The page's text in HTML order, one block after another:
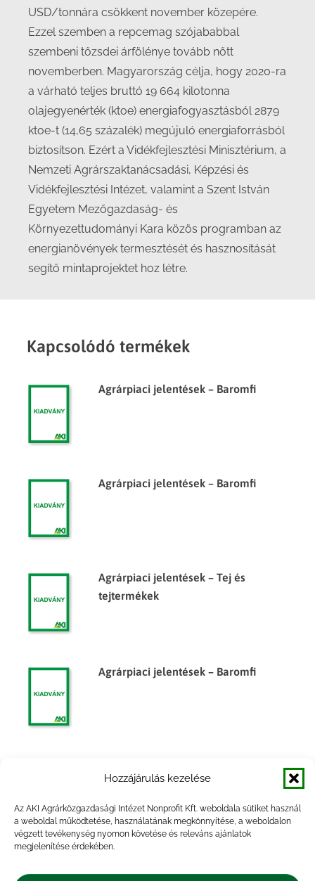
Hozzájárulás kezelése
Az AKI Agrárközgazdasági Intézet Nonprofit Kft. weboldala sütiket használ
a weboldal működtetése, használatának megkönnyítése, a weboldalon
végzett tevékenység nyomon követése és releváns ajánlatok
megjelenítése érdekében.
USD/tonnára csökkent november közepére.
Ezzel szemben a repcemag szójababbal
szembeni tőzsdei árfölénye tovább nőtt
novemberben. Magyarország célja, hogy 2020-ra
a várható teljes bruttó 19 664 kilotonna
olajegyenérték (ktoe) energiafogyasztásból 2879
ktoe-t (14,65 százalék) megújuló energiaforrásból
biztosítson. Ezért a Vidékfejlesztési Minisztérium, a
Nemzeti Agrárszaktanácsadási, Képzési és
Vidékfejlesztési Intézet, valamint a Szent István
Egyetem Mezőgazdaság- és
Környezettudományi Kara közös programban az
energianövények termesztését és hasznosítását
segítő mintaprojektet hoz létre.
Kapcsolódó termékek
Agrárpiaci jelentések – Baromfi
Agrárpiaci jelentések – Baromfi
Agrárpiaci jelentések – Tej és
tejtermékek
Agrárpiaci jelentések – Baromfi
tejtermékek